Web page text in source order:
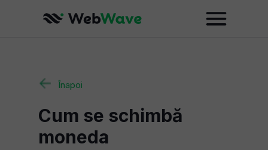
Înapoi
Cum se schimbă
moneda